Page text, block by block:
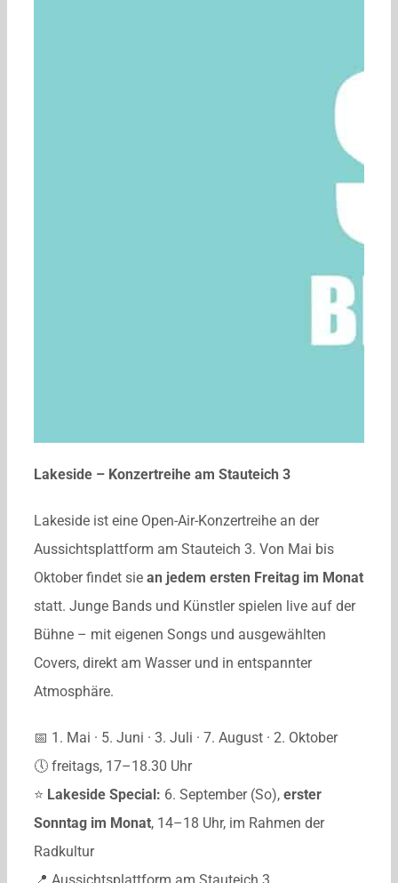
Lakeside – Konzertreihe am Stauteich 3
Lakeside ist eine Open-Air-Konzertreihe an der
Aussichtsplattform am Stauteich 3. Von Mai bis
Oktober findet sie an jedem ersten Freitag im Monat
statt. Junge Bands und Künstler spielen live auf der
Bühne – mit eigenen Songs und ausgewählten
Covers, direkt am Wasser und in entspannter
Atmosphäre.
📅 1. Mai · 5. Juni · 3. Juli · 7. August · 2. Oktober
🕔 freitags, 17–18.30 Uhr
⭐ Lakeside Special: 6. September (So), erster
Sonntag im Monat, 14–18 Uhr, im Rahmen der
Radkultur
📍 Aussichtsplattform am Stauteich 3